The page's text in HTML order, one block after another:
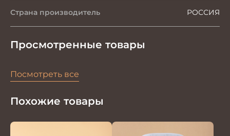
Страна производитель РОССИЯ
Просмотренные товары
Посмотреть все
Похожие товары